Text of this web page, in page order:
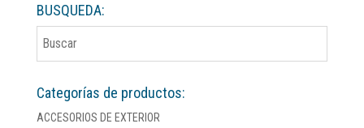
BUSQUEDA:
Categorías de productos:
ACCESORIOS DE EXTERIOR